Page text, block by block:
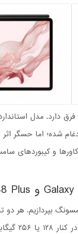
دارد. مدل
کاورها و
بپردازیم. هر دو
8 نسل 1 بهره